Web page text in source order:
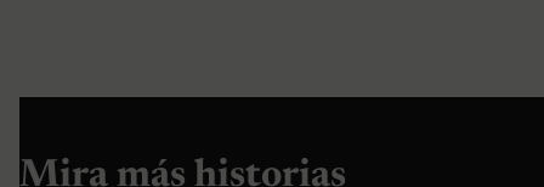
Mira más historias